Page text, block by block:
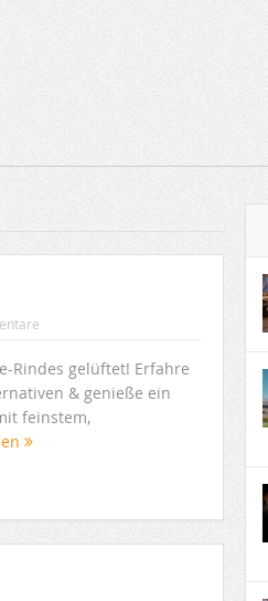
Rindes gelüftet! Erfahre
& genieße ein
feinstem,